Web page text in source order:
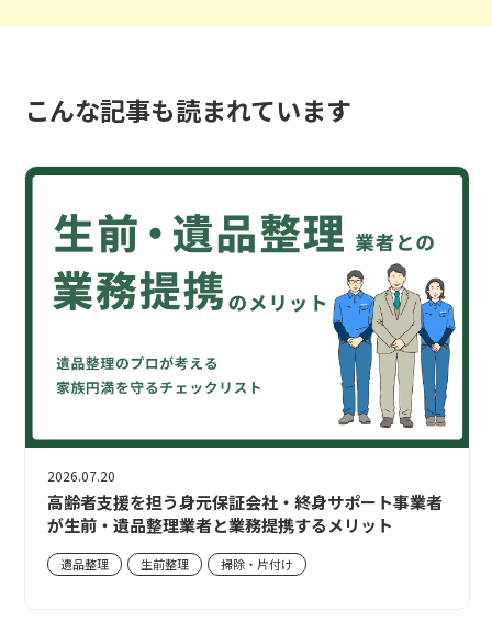
こんな記事も読まれています
2026.07.20
高齢者支援を担う身元保証会社・終身サポート事業者
が生前・遺品整理業者と業務提携するメリット
遺品整理 生前整理 掃除・片付け